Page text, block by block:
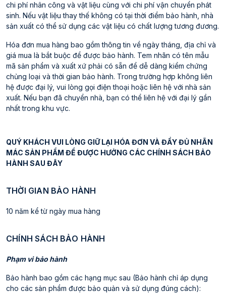
chi phí nhân công và vật liệu cùng với chi phí vận chuyển phát
sinh. Nếu vật liệu thay thế không có tại thời điểm bảo hành, nhà
sản xuất có thể sử dụng các vật liệu có chất lượng tương đương.
Hóa đơn mua hàng bao gồm thông tin về ngày tháng, địa chỉ và
giá mua là bắt buộc để được bảo hành. Tem nhãn có tên mẫu
mã sản phẩm và xuất xứ phải có sẵn để dễ dàng kiểm chứng
chủng loại và thời gian bảo hành. Trong trường hợp không liên
hệ được đại lý, vui lòng gọi điện thoại hoặc liên hệ với nhà sản
xuất. Nếu bạn đã chuyển nhà, bạn có thể liên hệ với đại lý gần
nhất trong khu vực.
QUÝ KHÁCH VUI LÒNG GIỮ LẠI HÓA ĐƠN VÀ ĐẦY ĐỦ NHÃN
MÁC SẢN PHẨM ĐỂ ĐƯỢC HƯỞNG CÁC CHÍNH SÁCH BẢO
HÀNH SAU ĐÂY
THỜI GIAN BẢO HÀNH
10 năm kể từ ngày mua hàng
CHÍNH SÁCH BẢO HÀNH
Phạm vi bảo hành
Bảo hành bao gồm các hạng mục sau (Bảo hành chỉ áp dụng
cho các sản phẩm được bảo quản và sử dụng đúng cách):